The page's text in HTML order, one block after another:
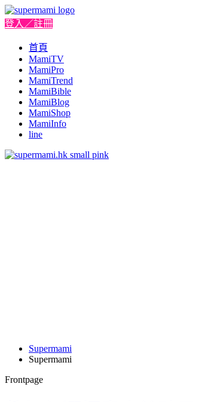
登入／註冊
首頁
MamiTV
MamiPro
MamiTrend
MamiBible
MamiBlog
MamiShop
MamiInfo
line
Supermami
Supermami
Frontpage